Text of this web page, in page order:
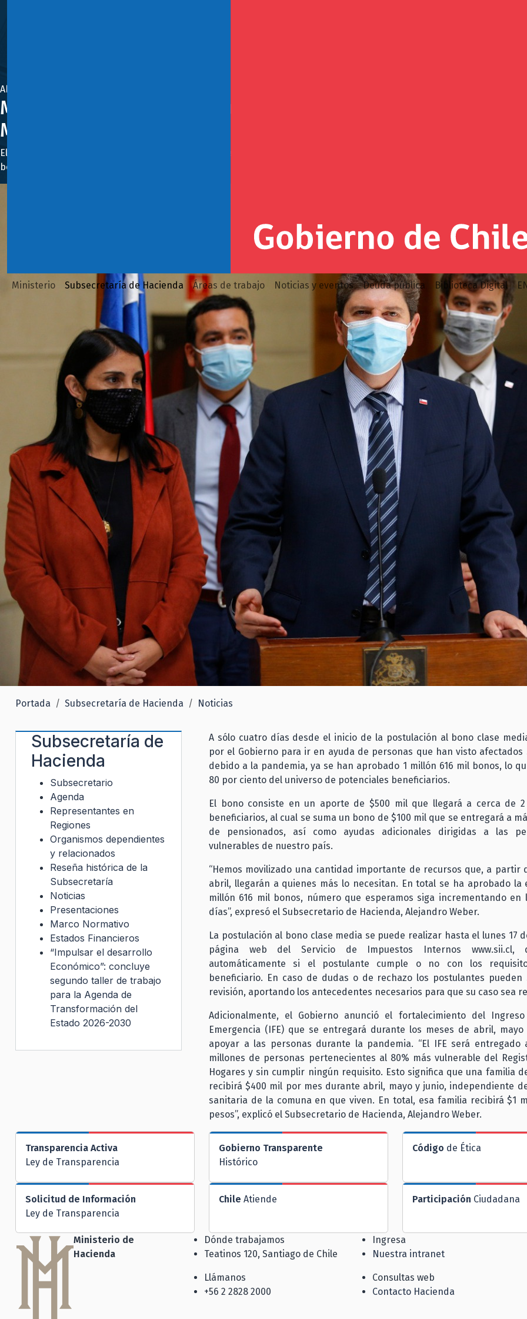
Ministerio Subsecretaría de Hacienda Áreas de trabajo Noticias y eventos Deuda pública Biblioteca Digital
Abril 20, 2021
Ministerio de Hacienda informa que hay 65.228 beneficiarios
Media en la Araucanía
El Ministerio de Hacienda hizo hoy un balance respecto a los primeros días de postulación del Bono Clase Media en
bonos.
Portada Subsecretaría de Hacienda Noticias
A sólo cuatro días desde el inicio de la postulación al bono clase
por el Gobierno para ir en ayuda de personas que han visto afectados
debido a la pandemia, ya se han aprobado 1 millón 616 mil bonos, lo
80 por ciento del universo de potenciales beneficiarios.
El bono consiste en un aporte de $500 mil que llegará a cerca de
beneficiarios, al cual se suma un bono de $100 mil que se entregará a
de pensionados, así como ayudas adicionales dirigidas a las
vulnerables de nuestro país.
“Hemos movilizado una cantidad importante de recursos que, a partir
abril, llegarán a quienes más lo necesitan. En total se ha aprobado la
millón 616 mil bonos, número que esperamos siga incrementando en
días”, expresó el Subsecretario de Hacienda, Alejandro Weber.
La postulación al bono clase media se puede realizar hasta el lunes 17
página web del Servicio de Impuestos Internos www.sii.cl,
automáticamente si el postulante cumple o no con los
beneficiario. En caso de dudas o de rechazo los postulantes pueden
revisión, aportando los antecedentes necesarios para que su caso sea
Adicionalmente, el Gobierno anunció el fortalecimiento del
Emergencia (IFE) que se entregará durante los meses de abril,
apoyar a las personas durante la pandemia. “El IFE será entregado
millones de personas pertenecientes al 80% más vulnerable del
Hogares y sin cumplir ningún requisito. Esto significa que una familia
recibirá $400 mil por mes durante abril, mayo y junio, independiente
sanitaria de la comuna en que viven. En total, esa familia recibirá $1
pesos”, explicó el Subsecretario de Hacienda, Alejandro Weber.
Subsecretaría de
Hacienda
Subsecretario
Agenda
Representantes en
Regiones
Organismos dependientes
y relacionados
Reseña histórica de la
Subsecretaría
Noticias
Presentaciones
Marco Normativo
Estados Financieros
“Impulsar el desarrollo
Económico”: concluye
segundo taller de trabajo
para la Agenda de
Transformación del
Estado 2026-2030
Transparencia Activa
Ley de Transparencia
Gobierno Transparente
Histórico
Código de Ética
Solicitud de Información
Ley de Transparencia
Chile Atiende Participación Ciudadana
Ministerio de
Hacienda
Dónde trabajamos
Teatinos 120, Santiago de Chile
Llámanos
+56 2 2828 2000
Ingresa
Nuestra intranet
Consultas web
Contacto Hacienda